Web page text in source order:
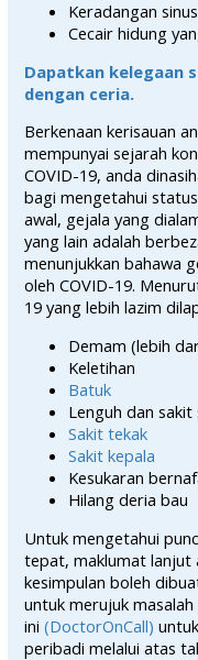
Keradangan
Cecair hidung
Dapatkan kelegaan
dengan ceria.
Berkenaan kerisauan
mempunyai sejarah
COVID-19, anda
bagi mengetahui
awal, gejala yang
yang lain adalah
menunjukkan bahawa
oleh COVID-19.
19 yang lebih lazim
Demam (lebih
Keletihan
Batuk
Lenguh dan sakit
Sakit tekak
Sakit kepala
Kesukaran
Hilang deria bau
Untuk mengetahui
tepat, maklumat lanjut
kesimpulan boleh
untuk merujuk
ini(DoctorOnCall)
peribadi melalui atas